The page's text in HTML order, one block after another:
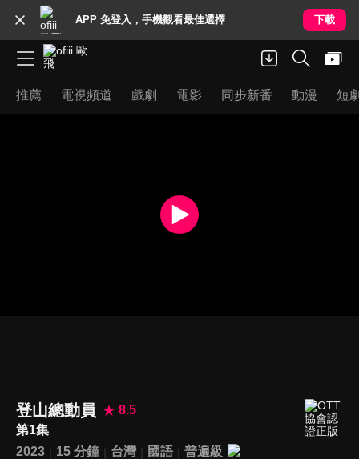
APP 免登入，手機觀看最佳選擇 下載
推薦 電視頻道 戲劇 電影 同步新番 動漫 短
登山總動員
8.5
第1集
2023
15 分鐘 台灣 國語
普遍級